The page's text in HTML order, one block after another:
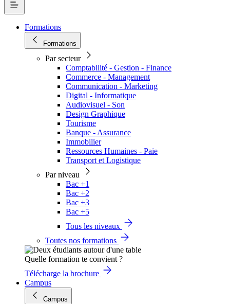
Formations
Formations
Par secteur
Comptabilité - Gestion - Finance
Commerce - Management
Communication - Marketing
Digital - Informatique
Audiovisuel - Son
Design Graphique
Tourisme
Banque - Assurance
Immobilier
Ressources Humaines - Paie
Transport et Logistique
Par niveau
Bac +1
Bac +2
Bac +3
Bac +5
Tous les niveaux
Toutes nos formations
Quelle formation te convient ?
Télécharge la brochure
Campus
Campus